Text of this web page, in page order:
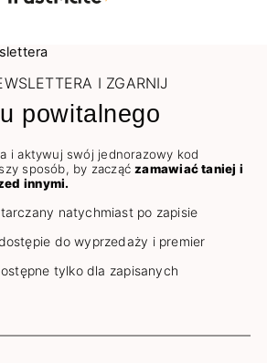
I ZGARNIJ
powitalnego
i aktywuj swój jednorazowy kod
sposób, by zacząćzamawiać taniej i
innymi.
natychmiast po zapisie
do wyprzedaży i premier
tylko dla zapisanych